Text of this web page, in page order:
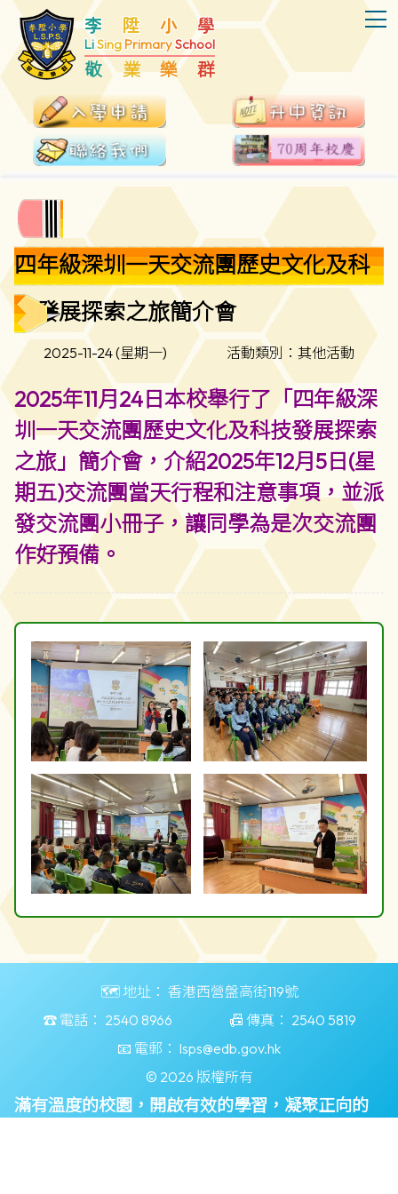
李 陞 小 學
LiSingPrimarySchool
敬 業 樂 群
四年級深圳一天交流團歷史文化及科
技發展探索之旅簡介會
2025-11-24 (星期一) 活動類別：其他活動
2025年11月24日本校舉行了「四年級深
圳一天交流團歷史文化及科技發展探索
之旅」簡介會，介紹2025年12月5日(星
期五)交流團當天行程和注意事項，並派
發交流團小冊子，讓同學為是次交流團
作好預備。
🗺️ 地址： 香港西營盤高街119號
☎️ 電話： 2540 8966 📠 傳真： 2540 5819
📧 電郵： lsps@edb.gov.hk
© 2026 版權所有
滿有溫度的校園，開啟有效的學習，凝聚正向的